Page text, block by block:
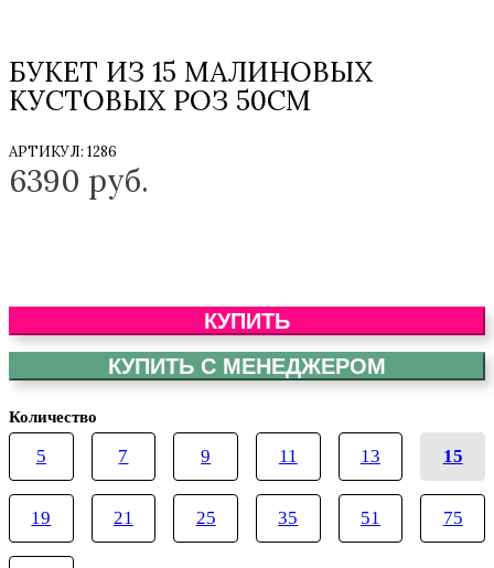
БУКЕТ ИЗ 15 МАЛИНОВЫХ
КУСТОВЫХ РОЗ 50СМ
АРТИКУЛ: 1286
6390 руб.
КУПИТЬ
КУПИТЬ С МЕНЕДЖЕРОМ
Количество
5 7 9 11 13 15
19 21 25 35 51 75